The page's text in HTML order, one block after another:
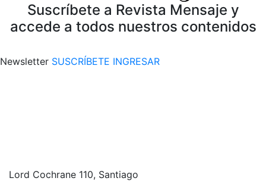
Suscríbete a Revista Mensaje y
accede a todos nuestros contenidos
Newsletter SUSCRÍBETE INGRESAR
Lord Cochrane 110, Santiago